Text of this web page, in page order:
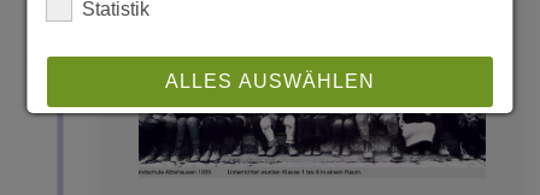
Statistik
ALLES AUSWÄHLEN
ABLEHNEN